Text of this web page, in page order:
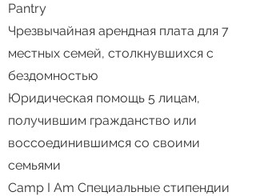
Pantry
Чрезвычайная арендная плата для 7
местных семей, столкнувшихся с
бездомностью
Юридическая помощь 5 лицам,
получившим гражданство или
воссоединившимся со своими
семьями
Camp I Am Специальные стипендии